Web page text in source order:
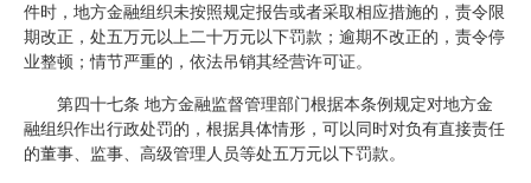
件时，地方金融组织未按照规定报告或者采取相应措施的，责令限
期改正，处五万元以上二十万元以下罚款；逾期不改正的，责令停
业整顿；情节严重的，依法吊销其经营许可证。
第四十七条 地方金融监督管理部门根据本条例规定对地方金
融组织作出行政处罚的，根据具体情形，可以同时对负有直接责任
的董事、监事、高级管理人员等处五万元以下罚款。